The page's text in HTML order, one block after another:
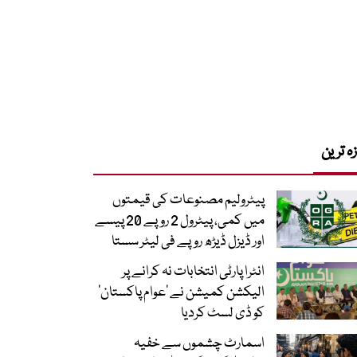
ترین
پیٹرولیم مصنوعات کی قیمتوں
میں کمی، پیٹرول 2 روپے 20 پیسے
اور ڈیزل ڈیڑھ روپے فی لیٹر سستا
انٹرا پارٹی انتخابات نہ کرانے پر
الیکشن کمیشن نے ’عوام پاکستان‘
کو ڈی لسٹ کردیا
اسمارٹ چشموں سے خفیہ